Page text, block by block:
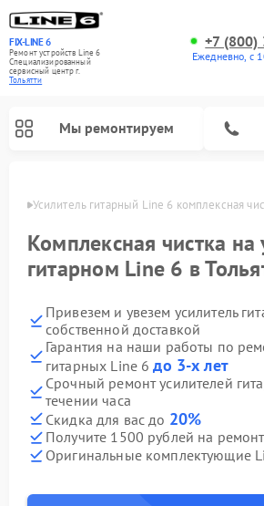
FIX-LINE 6
Ремонт устройств Line 6
Специализированный
cервисный центр г.
Тольятти
+7 (800)
Ежедневно, с
Мы ремонтируем
Усилитель гитарный Line 6 комплексная
Комплексная чистка на
гитарном Line 6 в
Привезем и увезем усилитель
собственной доставкой
Гарантия на наши работы по
гитарных Line 6до 3-х лет
Срочный ремонт усилителей
течении часа
Скидка для вас до 20%
Получите 1500 рублей на ремонт
Оригинальные комплектующие